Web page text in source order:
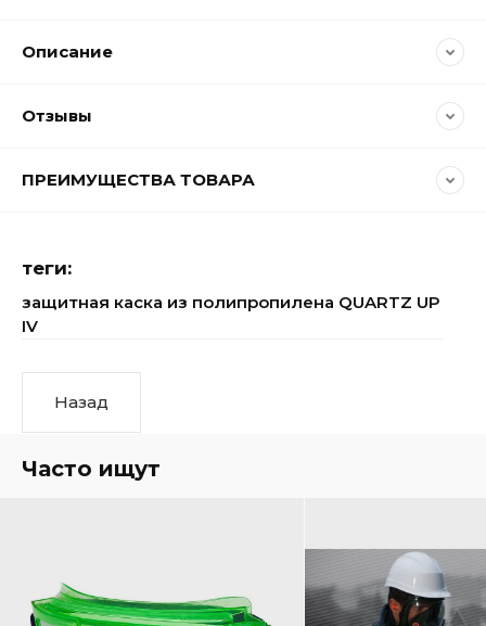
Описание
Отзывы
ПРЕИМУЩЕСТВА ТОВАРА
теги:
защитная каска из полипропилена QUARTZ UP
IV
Назад
Часто ищут